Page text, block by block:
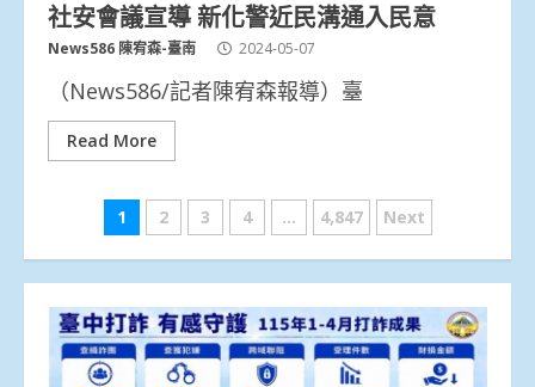
社安會議宣導 新化警近民溝通入民意
News586 陳宥森-臺南 2024-05-07
（News586/記者陳宥森報導）臺
Read More
文
章
分
頁
1 2 3 4 ... 4,847 Next